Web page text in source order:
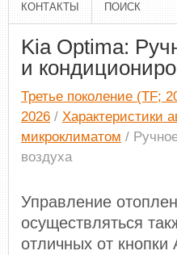
КОНТАКТЫ ПОИСК
Kia Optima:
и
Третье поколение (TF;
2026 / Характеристики
микроклиматом /
воздуха
Управление
осуществляться
отличных от